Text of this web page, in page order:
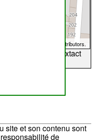
contributors.
refléter l'endroit extact
site et son contenu sont
de